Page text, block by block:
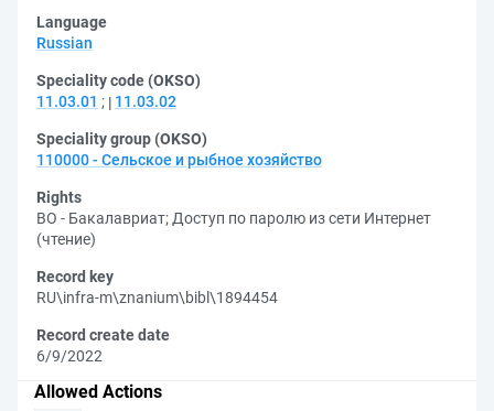
Language
Russian
Speciality code (OKSO)
11.03.01 ; 11.03.02
Speciality group (OKSO)
110000 - Сельское и рыбное хозяйство
Rights
ВО - Бакалавриат; Доступ по паролю из сети Интернет
(чтение)
Record key
RU\infra-m\znanium\bibl\1894454
Record create date
6/9/2022
Allowed Actions